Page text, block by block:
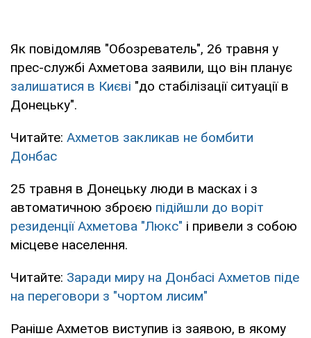
Як повідомляв "Обозреватель", 26 травня у
прес-службі Ахметова заявили, що він планує
залишатися в Києві "до стабілізації ситуації в
Донецьку".
Читайте: Ахметов закликав не бомбити
Донбас
25 травня в Донецьку люди в масках і з
автоматичною зброєю підійшли до воріт
резиденції Ахметова "Люкс" і привели з собою
місцеве населення.
Читайте: Заради миру на Донбасі Ахметов піде
на переговори з "чортом лисим"
Раніше Ахметов виступив із заявою, в якому